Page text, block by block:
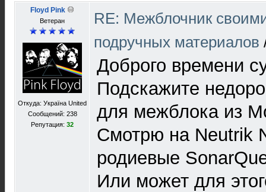
Floyd Pink
Ветеран
Откуда: Україна United
Сообщений: 238
Репутация: 32
RE: Межблочник
подручных материалов
Доброго времени
Подскажите
для межблока из
Смотрю на Neutrik
родиевые
Или может для